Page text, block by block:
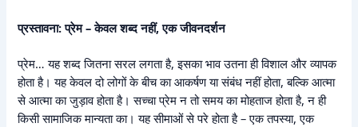
प्रस्तावना: प्रेम – केवल शब्द नहीं, एक जीवनदर्शन
प्रेम… यह शब्द जितना सरल लगता है, इसका भाव उतना ही विशाल और व्यापक
होता है। यह केवल दो लोगों के बीच का आकर्षण या संबंध नहीं होता, बल्कि आत्मा
से आत्मा का जुड़ाव होता है। सच्चा प्रेम न तो समय का मोहताज होता है, न ही
किसी सामाजिक मान्यता का। यह सीमाओं से परे होता है – एक तपस्या, एक